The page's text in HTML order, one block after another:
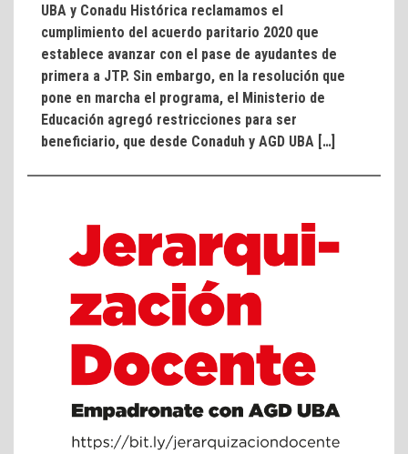
UBA y Conadu Histórica reclamamos el
cumplimiento del acuerdo paritario 2020 que
establece avanzar con el pase de ayudantes de
primera a JTP. Sin embargo, en la resolución que
pone en marcha el programa, el Ministerio de
Educación agregó restricciones para ser
beneficiario, que desde Conaduh y AGD UBA […]